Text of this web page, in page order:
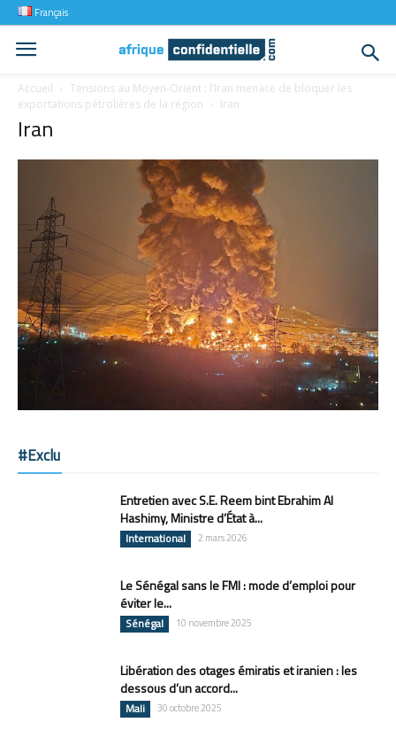
Français
Accueil
Tensions au Moyen-Orient : l’Iran menace de bloquer les
exportations pétrolières de la région
Iran
Iran
#Exclu
Entretien avec S.E. Reem bint Ebrahim Al
Hashimy, Ministre d’État à...
International 2 mars 2026
Le Sénégal sans le FMI : mode d’emploi pour
éviter le...
Sénégal 10 novembre 2025
Libération des otages émiratis et iranien : les
dessous d’un accord...
Mali 30 octobre 2025